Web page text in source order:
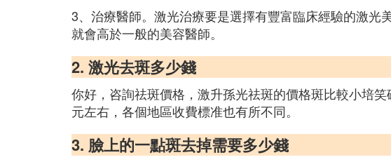
3、治療醫師。激光治療要是選擇有豐富臨床經驗的激
就會高於一般的美容醫師。
2. 激光去斑多少錢
你好，咨詢祛斑價格，激升孫光祛斑的價格斑比較小培
元左右，各個地區收費標准也有所不同。
3. 臉上的一點斑去掉需要多少錢